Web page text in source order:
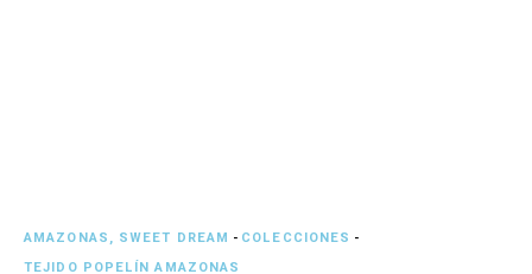
AMAZONAS, SWEET DREAM - COLECCIONES -
TEJIDO POPELÍN AMAZONAS